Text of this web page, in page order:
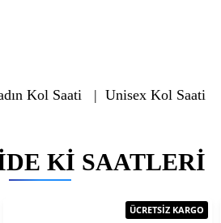
Kol Saati | Unisex Kol Saati
KI SAATLERI
ÜCRETSİZ KARGO